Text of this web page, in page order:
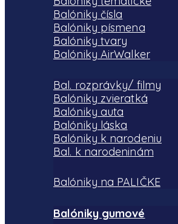
stránke
produktu.
produktu.
Balóniky čísla
Balóniky písmena
Balóniky tvary
Balóniky AirWalker
Bal. rozprávky/ filmy
Balóniky zvieratká
Balóniky auta
Balóniky láska
Balóniky k narodeniu
Bal. k narodeninám
Balóniky na PALIČKE
Balóniky gumové